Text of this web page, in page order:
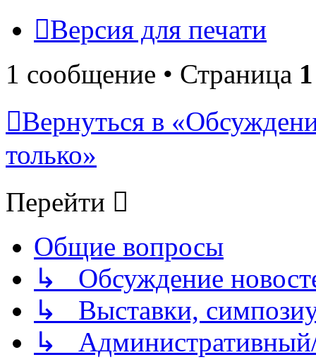
Версия для печати
1 сообщение • Страница 1
Вернуться в
только»
Перейти
Общие вопросы
↳ Обсуждение
↳ Выставки,
↳